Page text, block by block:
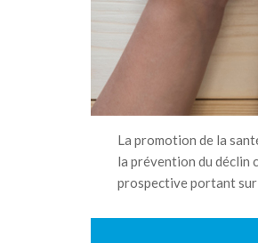
La promotion de la
la prévention du déclin
prospective portant